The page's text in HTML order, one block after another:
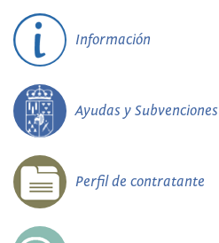
Información
Ayudas y Subvenciones
Perfil de contratante